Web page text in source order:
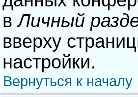
вЛичный
вверху
настройки.
Вернуться к началу